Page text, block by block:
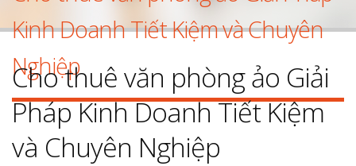
Kinh Doanh Tiết Kiệm và Chuyên
Nghiệp
Cho thuê văn phòng ảo Giải
Pháp Kinh Doanh Tiết Kiệm
và Chuyên Nghiệp